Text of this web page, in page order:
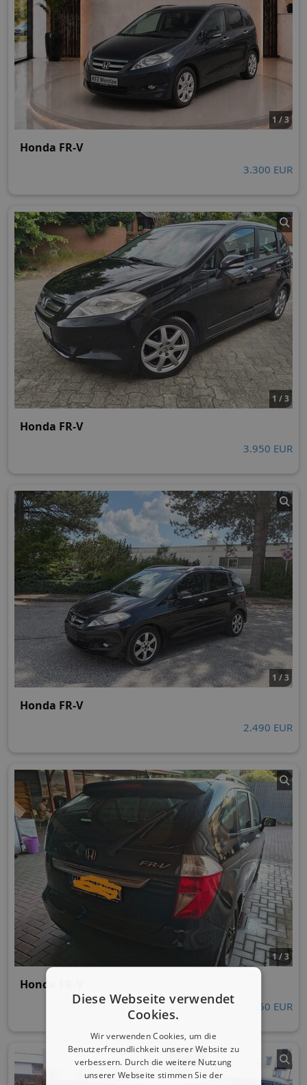
1 / 3
Honda FR-V
3.300 EUR
1 / 3
Honda FR-V
3.950 EUR
1 / 3
Honda FR-V
2.490 EUR
1 / 3
Honda FR-V
1.450 EUR
Diese Webseite verwendet
Cookies.
Wir verwenden Cookies, um die
Benutzerfreundlichkeit unserer Website zu
verbessern. Durch die weitere Nutzung
unserer Webseite stimmen Sie der